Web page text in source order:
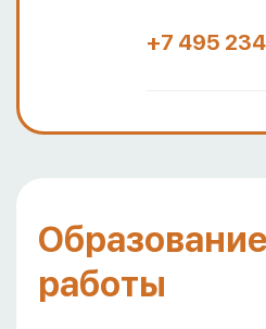
работы
+7 495